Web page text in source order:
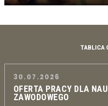
TABLICA
30.07.2026
OFERTA PRACY DLA
ZAWODOWEGO